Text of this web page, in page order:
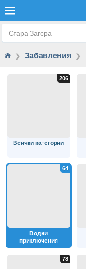
Стара Загора
❯ Забавления ❯
Всички категории
Водни
приключения